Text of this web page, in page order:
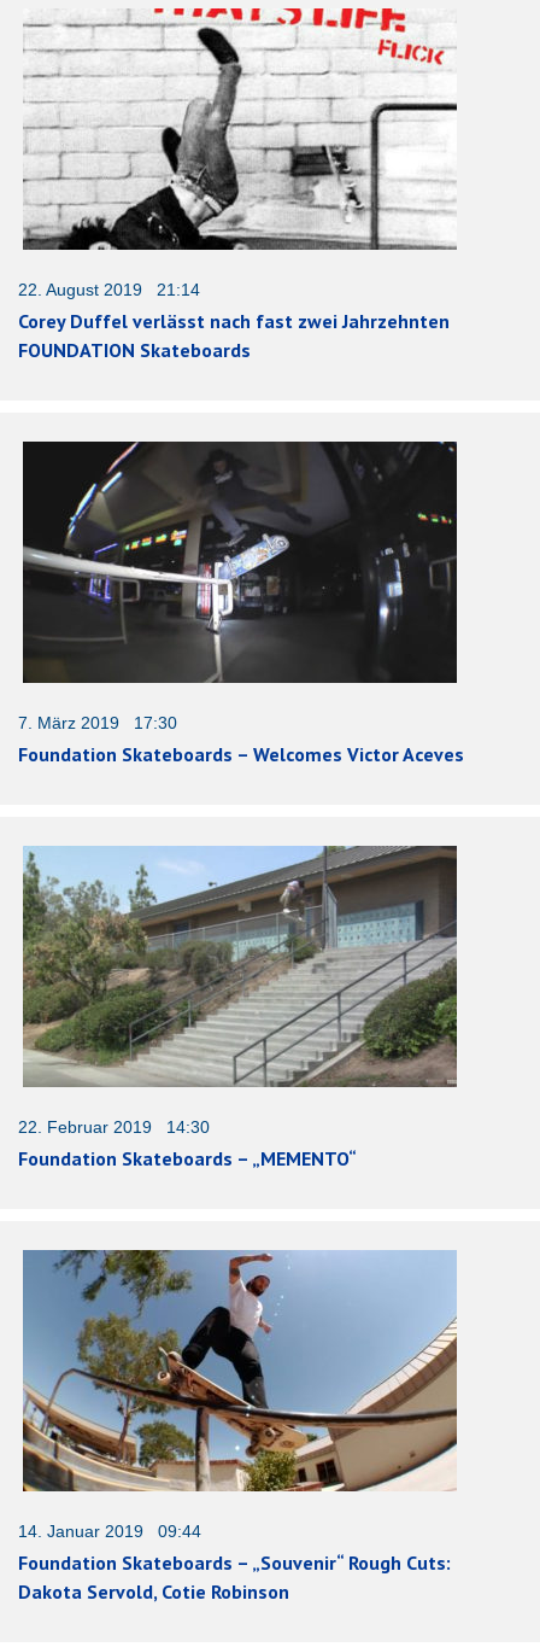
22. August 2019 21:14
Corey Duffel verlässt nach fast zwei Jahrzehnten
FOUNDATION Skateboards
7. März 2019 17:30
Foundation Skateboards – Welcomes Victor Aceves
22. Februar 2019 14:30
Foundation Skateboards – „MEMENTO“
14. Januar 2019 09:44
Foundation Skateboards – „Souvenir“ Rough Cuts:
Dakota Servold, Cotie Robinson